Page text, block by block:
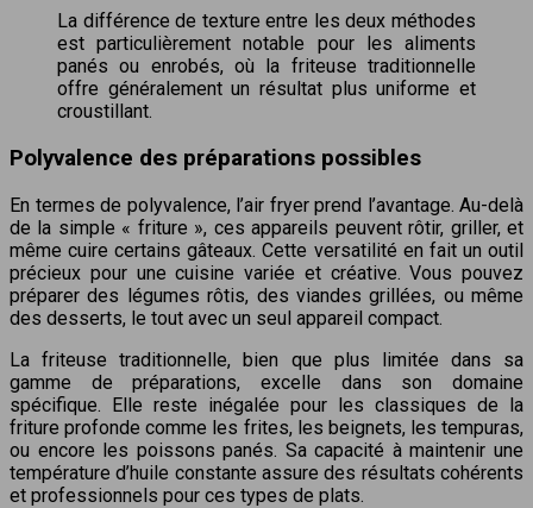
La différence de texture entre les deux méthodes
est particulièrement notable pour les aliments
panés ou enrobés, où la friteuse traditionnelle
offre généralement un résultat plus uniforme et
croustillant.
Polyvalence des préparations possibles
En termes de polyvalence, l’air fryer prend l’avantage. Au-delà
de la simple « friture », ces appareils peuvent rôtir, griller, et
même cuire certains gâteaux. Cette versatilité en fait un outil
précieux pour une cuisine variée et créative. Vous pouvez
préparer des légumes rôtis, des viandes grillées, ou même
des desserts, le tout avec un seul appareil compact.
La friteuse traditionnelle, bien que plus limitée dans sa
gamme de préparations, excelle dans son domaine
spécifique. Elle reste inégalée pour les classiques de la
friture profonde comme les frites, les beignets, les tempuras,
ou encore les poissons panés. Sa capacité à maintenir une
température d’huile constante assure des résultats cohérents
et professionnels pour ces types de plats.